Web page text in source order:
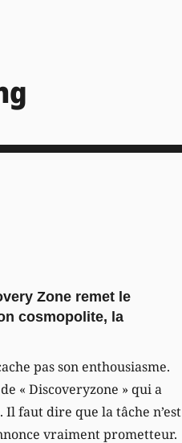
Zone remet le
cosmopolite, la
pas son enthousiasme.
« Discoveryzone » qui a
faut dire que la tâche n’est
vraiment prometteur.